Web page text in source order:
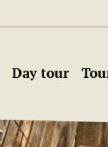
Day tour